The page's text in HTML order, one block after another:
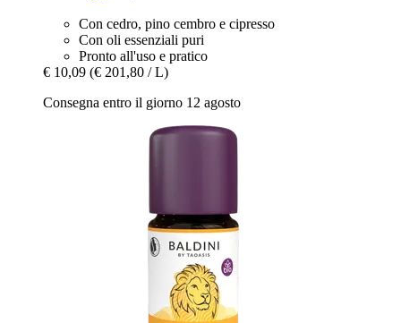
Con cedro, pino cembro e cipresso
Con oli essenziali puri
Pronto all'uso e pratico
€ 10,09 (€ 201,80 / L)
Consegna entro il giorno 12 agosto